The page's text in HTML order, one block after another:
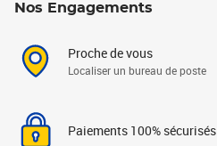
Nos Engagements
Proche de vous
Localiser un bureau de poste
Paiements 100% sécurisés